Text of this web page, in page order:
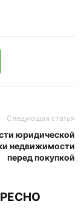
Следующая статья
юридической
недвижимости
перед покупкой